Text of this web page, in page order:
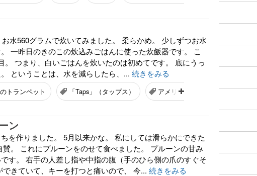
水560グラムで炊いてみました。 柔らかめ。 少しずつお水
一昨日のきのこの炊込みごはんに使った炊飯器です。 こ
。 つまり、白いごはんを炊いたのは初めてです。 底にうっ
ということは、水を減らしたら、... 続きをみる
トランペット 「Taps」（タップス） アメリカ軍の葬儀で演奏される曲
ン
を作りました。 5月以来かな。 私にしては滑らかにできた
。 これにプルーンをのせて食べました。 プルーンの甘み
す。 右手の人差し指や中指の腹（手のひら側の爪のすぐそ
きていて、キーを打つと痛いので、 今... 続きをみる